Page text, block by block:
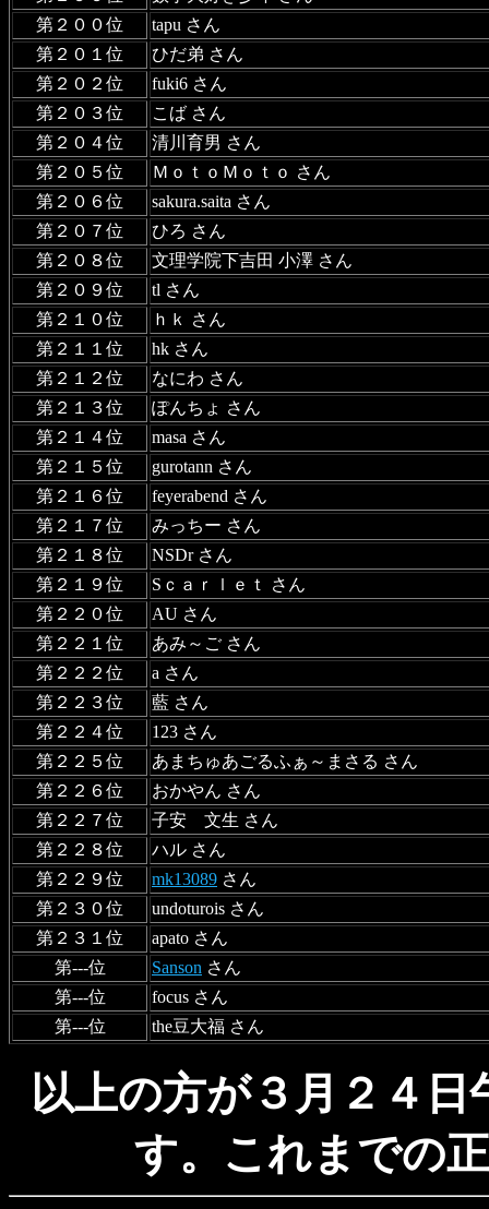
第２００位
tapu さん
第２０１位
ひだ弟 さん
第２０２位
fuki6 さん
第２０３位
こば さん
第２０４位
清川育男 さん
第２０５位
ＭｏｔｏＭｏｔｏ さん
第２０６位
sakura.saita さん
第２０７位
ひろ さん
第２０８位
文理学院下吉田 小澤 さん
第２０９位
tl さん
第２１０位
ｈｋ さん
第２１１位
hk さん
第２１２位
なにわ さん
第２１３位
ぽんちょ さん
第２１４位
masa さん
第２１５位
gurotann さん
第２１６位
feyerabend さん
第２１７位
みっちー さん
第２１８位
NSDr さん
第２１９位
Sｃａｒｌｅｔ さん
第２２０位
AU さん
第２２１位
あみ～ご さん
第２２２位
a さん
第２２３位
藍 さん
第２２４位
123 さん
第２２５位
あまちゅあごるふぁ～まさる さん
第２２６位
おかやん さん
第２２７位
子安 文生 さん
第２２８位
ハル さん
第２２９位
mk13089 さん
第２３０位
undoturois さん
第２３１位
apato さん
第---位
Sanson さん
第---位
focus さん
第---位
the豆大福 さん
以上の方が３月２４
す。これまで